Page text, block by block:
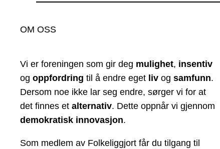
OM OSS
Vi er foreningen som gir deg mulighet, insentiv
og oppfordring til å endre eget liv og samfunn.
Dersom noe ikke lar seg endre, sørger vi for at
det finnes et alternativ. Dette oppnår vi gjennom
demokratisk innovasjon.
Som medlem av Folkeliggjort får du tilgang til